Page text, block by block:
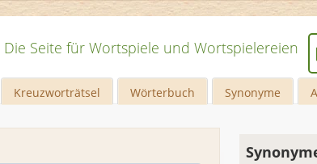
Die Seite für Wortspiele und Wortspielereien
Kreuzworträtsel Wörterbuch Synonyme